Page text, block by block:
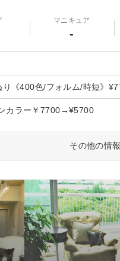
マニキュア
-
り《400色/フォルム/時短》
カラー￥7700→¥5700
その他の情